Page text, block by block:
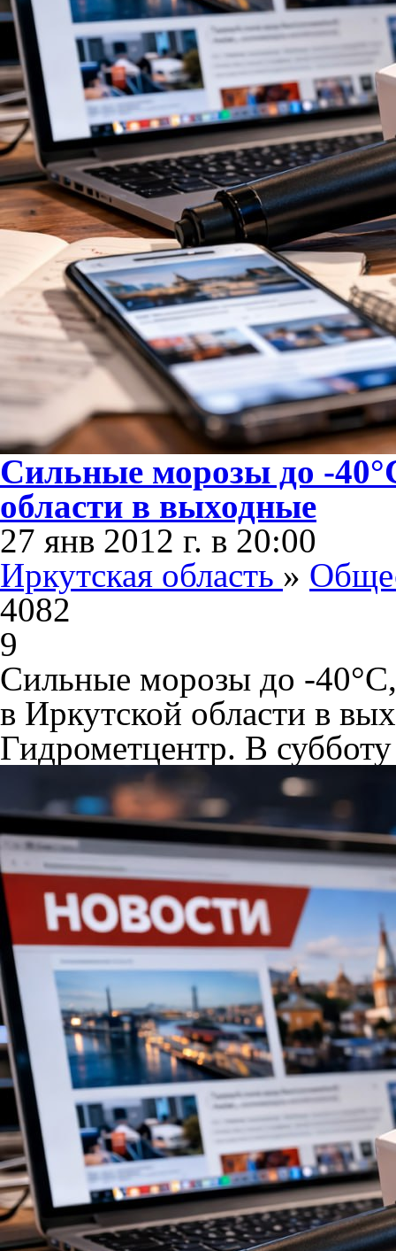
Сильные морозы до -
области в выходные
27 янв 2012 г. в 20:00
Иркутская область »
4082
9
Сильные морозы до -
в Иркутской области в
Гидрометцентр. В